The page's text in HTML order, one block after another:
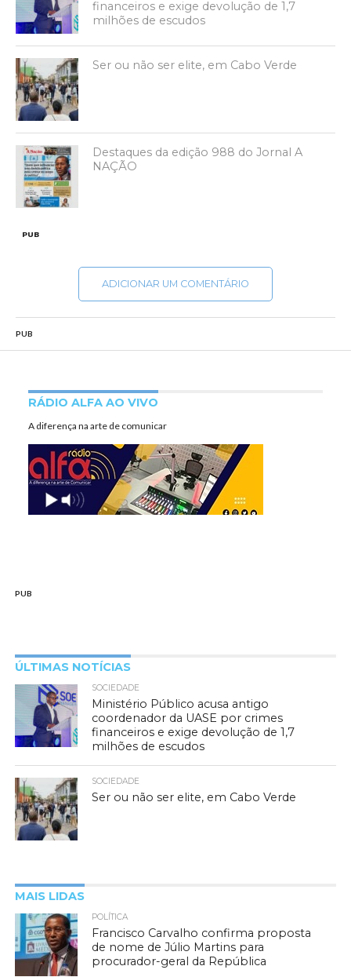
financeiros e exige devolução de 1,7
milhões de escudos
Ser ou não ser elite, em Cabo Verde
Destaques da edição 988 do Jornal A
NAÇÃO
PUB
ADICIONAR UM COMENTÁRIO
PUB
RÁDIO ALFA AO VIVO
A diferença na arte de comunicar
PUB
ÚLTIMAS NOTÍCIAS
SOCIEDADE
Ministério Público acusa antigo
coordenador da UASE por crimes
financeiros e exige devolução de 1,7
milhões de escudos
SOCIEDADE
Ser ou não ser elite, em Cabo Verde
MAIS LIDAS
POLÍTICA
Francisco Carvalho confirma proposta
de nome de Júlio Martins para
procurador-geral da República